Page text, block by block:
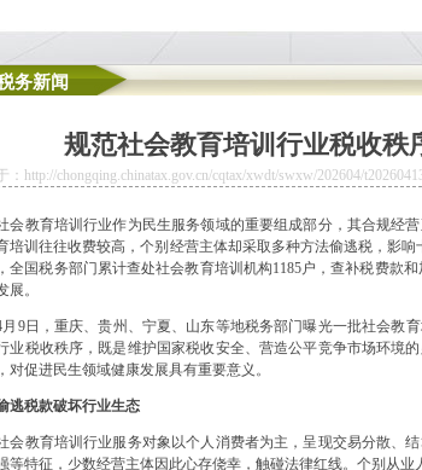
税务总局、国家金融监督管理总局联合推动“银税互动”再升级
你中招了没？
水小技巧
滴灌小微市场主体
标准
务新闻
规范社会教育培训行业税收秩
：http://chongqing.chinatax.gov.cn/cqtax/xwdt/swxw/202604/
教育培训行业作为民生服务领域的重要组成部分，其合规经营
培训往往收费较高，个别经营主体却采取多种方法偷逃税，影
全国税务部门累计查处社会教育培训机构1185户，查补税费款
展。
日，重庆、贵州、宁夏、山东等地税务部门曝光一批社会教
业税收秩序，既是维护国家税收安全、营造公平竞争市场环境
对促进民生领域健康发展具有重要意义。
逃税款破坏行业生态
教育培训行业服务对象以个人消费者为主，呈现交易分散、结
等特征，少数经营主体因此心存侥幸，触碰法律红线。个别从业